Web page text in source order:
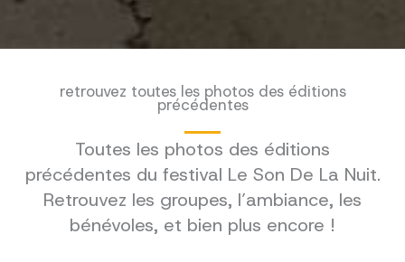
retrouvez toutes les photos des éditions
précédentes
Toutes les photos des éditions
précédentes du festival Le Son De La Nuit.
Retrouvez les groupes, l’ambiance, les
bénévoles, et bien plus encore !